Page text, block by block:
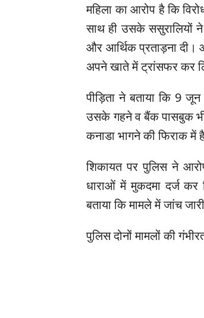
महिला का आरोप है कि
साथ ही उसके ससुरालियों
और आर्थिक प्रताड़ना
अपने खाते में ट्रांसफर कर
पीड़िता ने बताया कि 9
उसके गहने व बैंक पासबुक
कनाडा भागने की फिराक में
शिकायत पर पुलिस ने
धाराओं में मुकदमा दर्ज कर
बताया कि मामले में जांच
पुलिस दोनों मामलों की